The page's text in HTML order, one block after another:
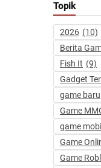
Topik
2026 (10)
Berita
Fish It (9)
Gadget
game baru
Game
game
Game
Game